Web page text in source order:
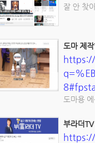
잘 안 찾
도마 제
도마용
부라더TV